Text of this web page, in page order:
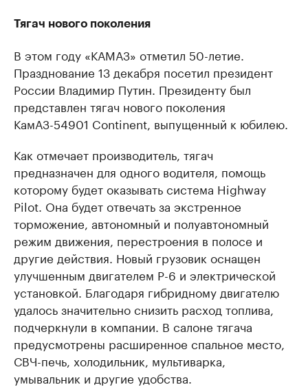
Тягач нового поколения
В этом году «КАМАЗ» отметил 50-летие.
Празднование 13 декабря посетил президент
России Владимир Путин. Президенту был
представлен тягач нового поколения
КамАЗ-54901 Continent, выпущенный к юбилею.
Как отмечает производитель, тягач
предназначен для одного водителя, помощь
которому будет оказывать система Highway
Pilot. Она будет отвечать за экстренное
торможение, автономный и полуавтономный
режим движения, перестроения в полосе и
другие действия. Новый грузовик оснащен
улучшенным двигателем P-6 и электрической
установкой. Благодаря гибридному двигателю
удалось значительно снизить расход топлива,
подчеркнули в компании. В салоне тягача
предусмотрены расширенное спальное место,
СВЧ-печь, холодильник, мультиварка,
умывальник и другие удобства.